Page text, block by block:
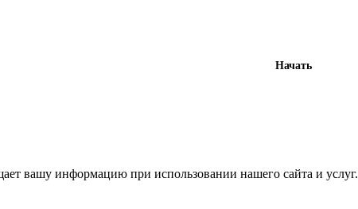
Начать
вашу информацию при использовании нашего сайта и услуг.